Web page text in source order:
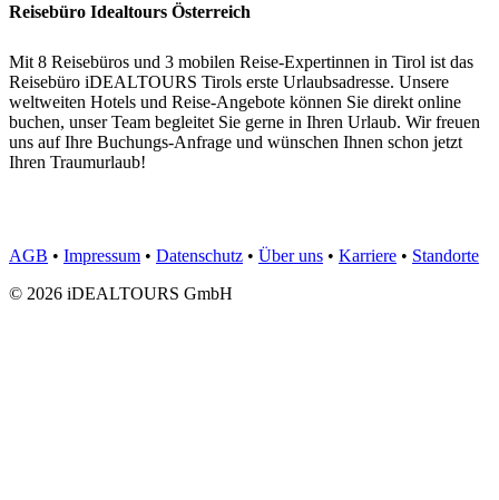
Reisebüro Idealtours Österreich
Mit 8 Reisebüros und 3 mobilen Reise-Expertinnen in Tirol ist das
Reisebüro iDEALTOURS Tirols erste Urlaubsadresse. Unsere
weltweiten Hotels und Reise-Angebote können Sie direkt online
buchen, unser Team begleitet Sie gerne in Ihren Urlaub. Wir freuen
uns auf Ihre Buchungs-Anfrage und wünschen Ihnen schon jetzt
Ihren Traumurlaub!
AGB • Impressum • Datenschutz • Über uns • Karriere • Standorte
© 2026 iDEALTOURS GmbH